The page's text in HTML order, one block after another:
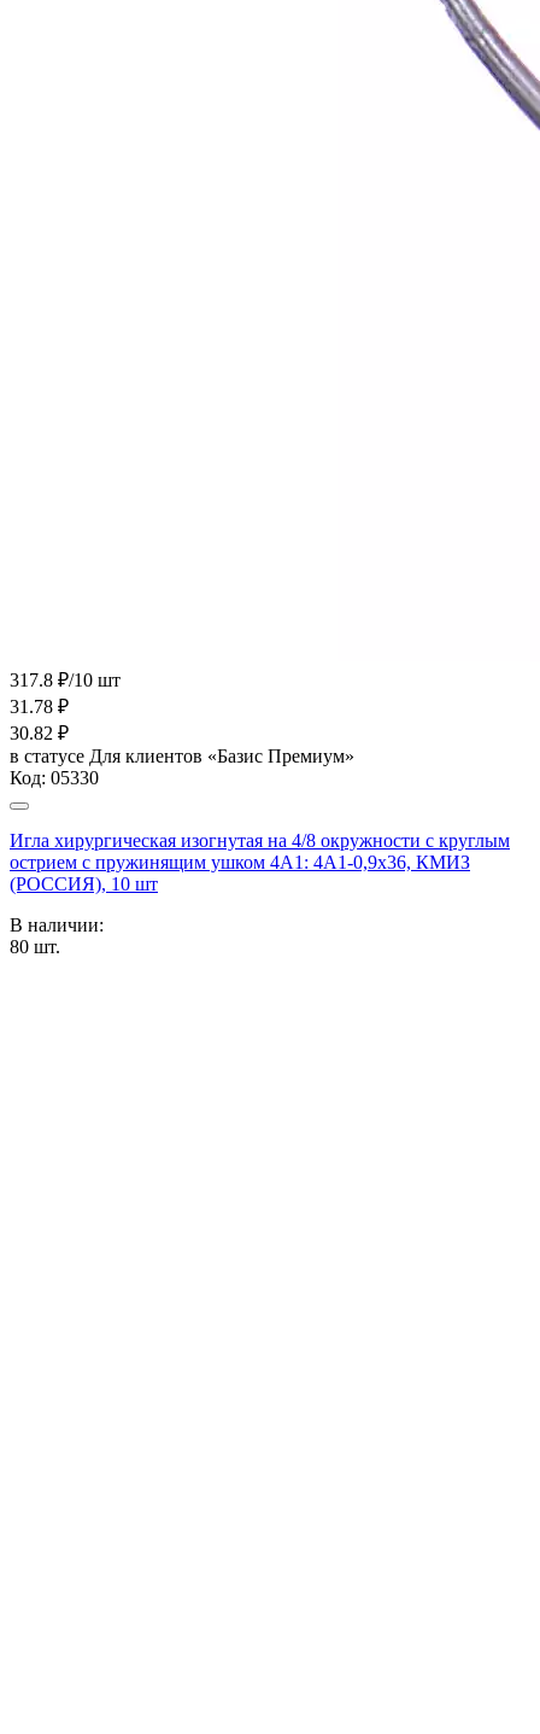
317.8 ₽/10 шт
31.78 ₽
30.82 ₽
в статусе Для клиентов «Базис Премиум»
Код: 05330
Игла хирургическая изогнутая на 4/8 окружности с круглым
острием с пружинящим ушком 4А1: 4А1-0,9х36, КМИЗ
(РОССИЯ), 10 шт
В наличии:
80 шт.